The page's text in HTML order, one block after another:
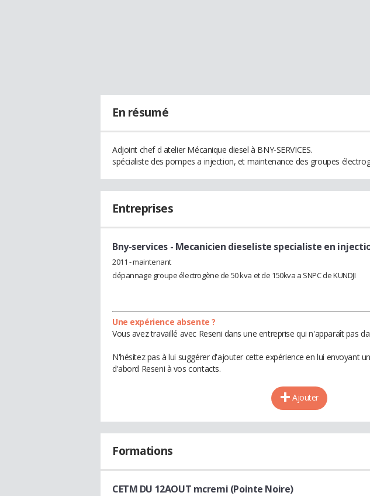
En résumé
Adjoint chef d atelier Mécanique diesel à BNY-SERVICES.
spécialiste des pompes a injection, et maintenance des groupes
Entreprises
Bny-services- Mecanicien dieseliste specialiste en
2011 - maintenant
dépannage groupe électrogène de 50 kva et de 150kva a SNPC de KUNDJI
Une expérience absente ?
Vous avez travaillé avec Reseni dans une entreprise qui n'apparaît pas
N'hésitez pas à lui suggérer d'ajouter cette expérience en lui envoyant
d'abord Reseni à vos contacts.
Ajouter
Formations
CETM DU 12AOUT mcremi (Pointe Noire)